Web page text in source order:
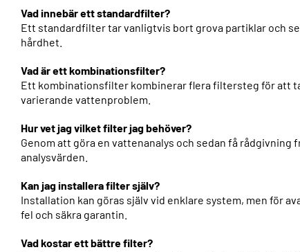
Vad innebär ett standardfilter?
Ett standardfilter tar vanligtvis bort grova partiklar och
hårdhet.
Vad är ett kombinationsfilter?
Ett kombinationsfilter kombinerar flera filtersteg för att
varierande vattenproblem.
Hur vet jag vilket filter jag behöver?
Genom att göra en vattenanalys och sedan få
analysvärden.
Kan jag installera filter själv?
Installation kan göras själv vid enklare system, men för
fel och säkra garantin.
Vad kostar ett bättre filter?